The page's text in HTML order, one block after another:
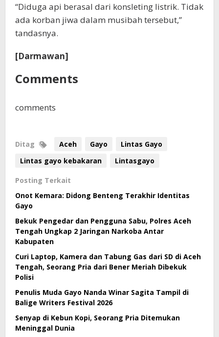
“Diduga api berasal dari konsleting listrik. Tidak
ada korban jiwa dalam musibah tersebut,”
tandasnya.
[Darmawan]
Comments
comments
Ditag Aceh Gayo
Lintas Gayo
Lintas gayo kebakaran
Lintasgayo
Posting Terkait
Onot Kemara: Didong Benteng Terakhir Identitas
Gayo
Bekuk Pengedar dan Pengguna Sabu, Polres Aceh
Tengah Ungkap 2 Jaringan Narkoba Antar
Kabupaten
Curi Laptop, Kamera dan Tabung Gas dari SD di Aceh
Tengah, Seorang Pria dari Bener Meriah Dibekuk
Polisi
Penulis Muda Gayo Nanda Winar Sagita Tampil di
Balige Writers Festival 2026
Senyap di Kebun Kopi, Seorang Pria Ditemukan
Meninggal Dunia